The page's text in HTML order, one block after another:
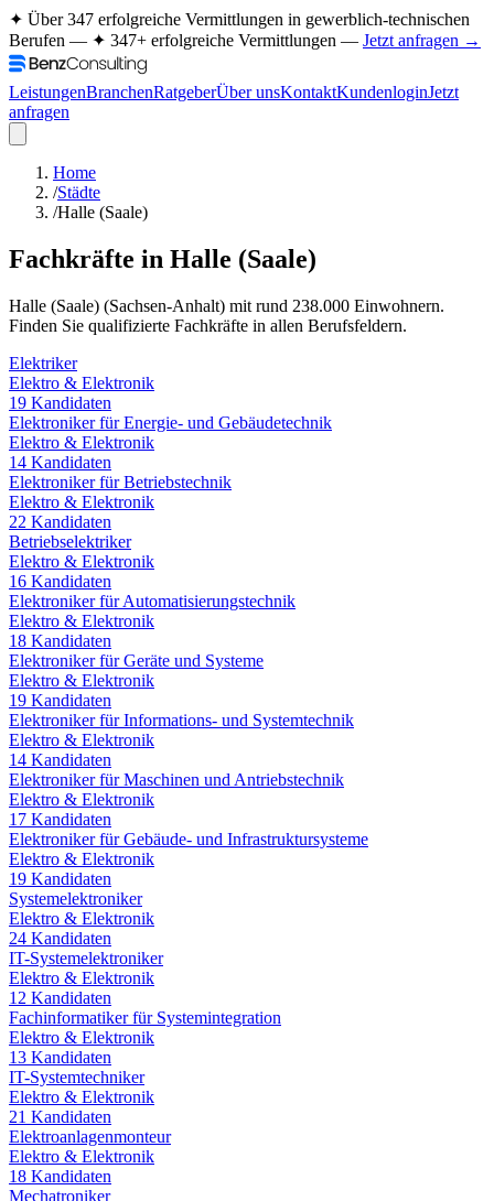
✦ Über 347 erfolgreiche Vermittlungen in gewerblich-technischen
Berufen — ✦ 347+ erfolgreiche Vermittlungen — Jetzt anfragen →
LeistungenBranchenRatgeberÜber unsKontaktKundenloginJetzt
anfragen
Home
/Städte
/Halle (Saale)
Fachkräfte in Halle (Saale)
Halle (Saale) (Sachsen-Anhalt) mit rund 238.000 Einwohnern.
Finden Sie qualifizierte Fachkräfte in allen Berufsfeldern.
Elektriker
Elektro & Elektronik
19 Kandidaten
Elektroniker für Energie- und Gebäudetechnik
Elektro & Elektronik
14 Kandidaten
Elektroniker für Betriebstechnik
Elektro & Elektronik
22 Kandidaten
Betriebselektriker
Elektro & Elektronik
16 Kandidaten
Elektroniker für Automatisierungstechnik
Elektro & Elektronik
18 Kandidaten
Elektroniker für Geräte und Systeme
Elektro & Elektronik
19 Kandidaten
Elektroniker für Informations- und Systemtechnik
Elektro & Elektronik
14 Kandidaten
Elektroniker für Maschinen und Antriebstechnik
Elektro & Elektronik
17 Kandidaten
Elektroniker für Gebäude- und Infrastruktursysteme
Elektro & Elektronik
19 Kandidaten
Systemelektroniker
Elektro & Elektronik
24 Kandidaten
IT-Systemelektroniker
Elektro & Elektronik
12 Kandidaten
Fachinformatiker für Systemintegration
Elektro & Elektronik
13 Kandidaten
IT-Systemtechniker
Elektro & Elektronik
21 Kandidaten
Elektroanlagenmonteur
Elektro & Elektronik
18 Kandidaten
Mechatroniker